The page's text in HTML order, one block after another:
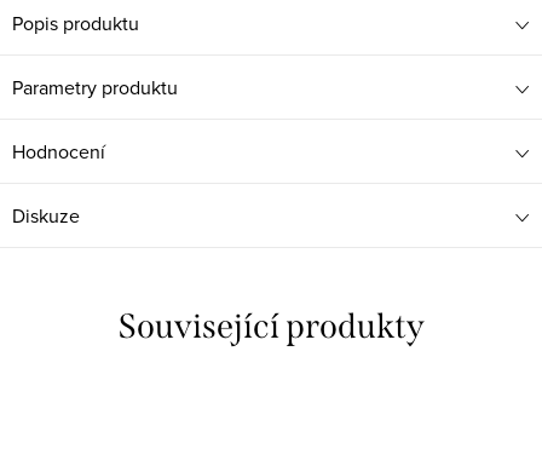
Popis produktu
Parametry produktu
Hodnocení
Diskuze
Související produkty